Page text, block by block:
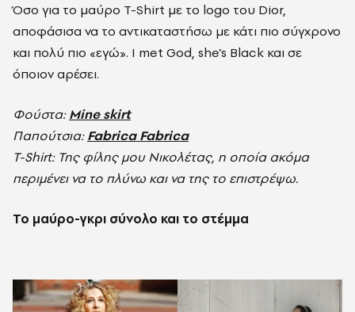
Όσο για το μαύρο T-Shirt με το logo του Dior,
αποφάσισα να το αντικαταστήσω με κάτι πιο σύγχρονο
και πολύ πιο «εγώ». I met God, she’s Black και σε
όποιον αρέσει.
Φούστα:Mine skirt
Παπούτσια:Fabrica Fabrica
T-Shirt: Της φίλης μου Νικολέτας, η οποία ακόμα
περιμένει να το πλύνω και να της το επιστρέψω.
Το μαύρο-γκρι σύνολο και το στέμμα